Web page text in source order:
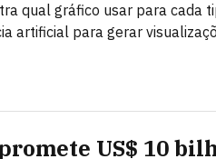
qual gráfico usar para cada
artificial para gerar
US$ 10